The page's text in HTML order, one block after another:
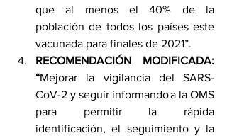
que al menos el 40% de la
población de todos los países este
vacunada para finales de 2021”.
RECOMENDACIÓN MODIFICADA:
“Mejorar la vigilancia del SARS-
CoV-2 y seguir informando a la OMS
para permitir la rápida
identificación, el seguimiento y la